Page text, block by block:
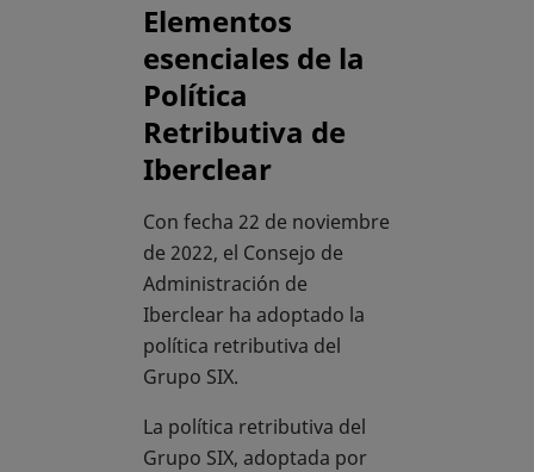
Elementos
esenciales de la
Política
Retributiva de
Iberclear
Con fecha 22 de noviembre
de 2022, el Consejo de
Administración de
Iberclear ha adoptado la
política retributiva del
Grupo SIX.
La política retributiva del
Grupo SIX, adoptada por